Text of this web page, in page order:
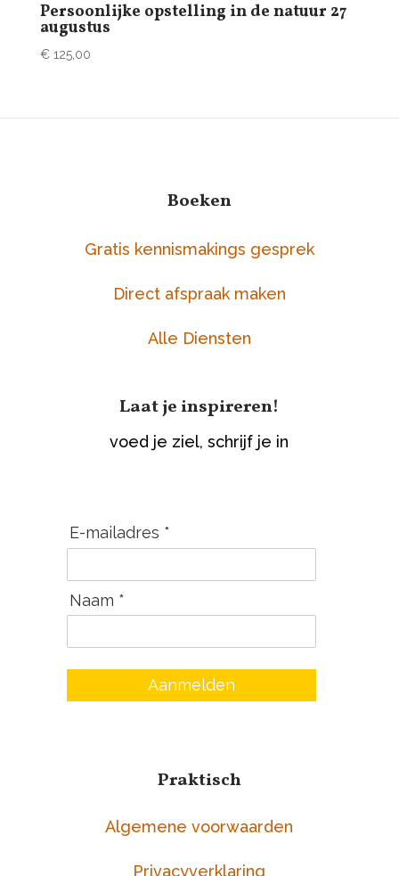
Persoonlijke opstelling in de natuur 27
augustus
€125,00
Boeken
Gratis kennismakings gesprek
Direct afspraak maken
Alle Diensten
Laat je inspireren!
voed je ziel, schrijf je in
E-mailadres *
Naam *
Aanmelden
Praktisch
Algemene voorwaarden
Privacyverklaring